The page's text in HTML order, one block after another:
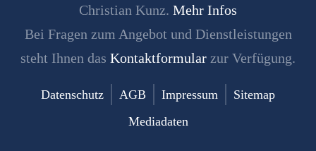
Christian Kunz. Mehr Infos
Bei Fragen zum Angebot und Dienstleistungen
steht Ihnen das Kontaktformular zur Verfügung.
Datenschutz AGB Impressum
Sitemap
Mediadaten